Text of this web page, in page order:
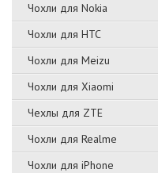
Чохли для Nokia
Чохли для HTC
Чохли для Meizu
Чохли для Xiaomi
Чехлы для ZTE
Чохли для Realme
Чохли для iPhone